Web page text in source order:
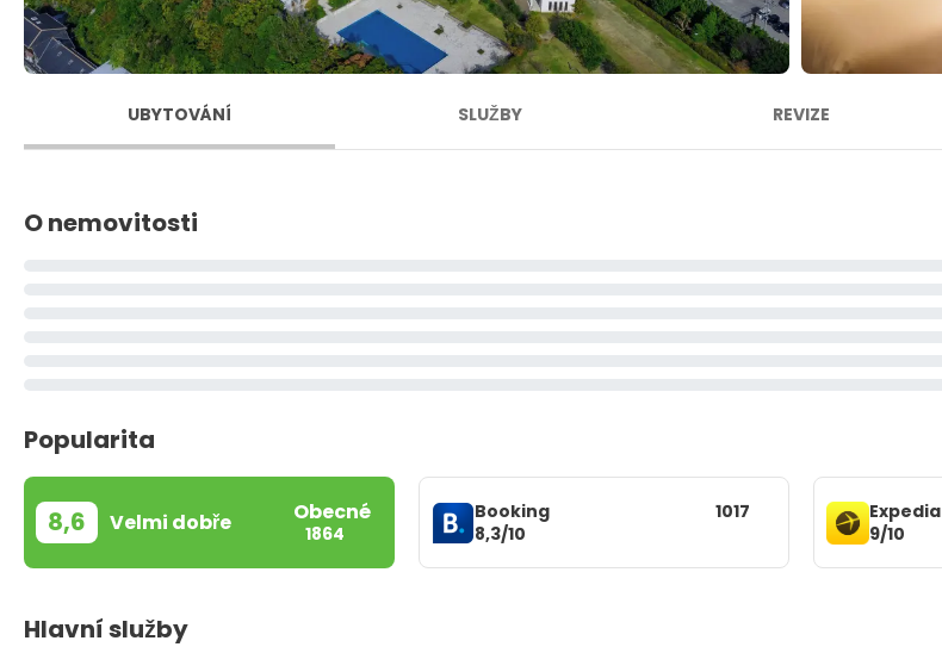
UBYTOVÁNÍ SLUŽBY REVIZE
O nemovitosti
Popularita
8,6 Velmi dobře Obecné
1864
Booking
8,3/10
1017
Expedia
9/10
Hlavní služby